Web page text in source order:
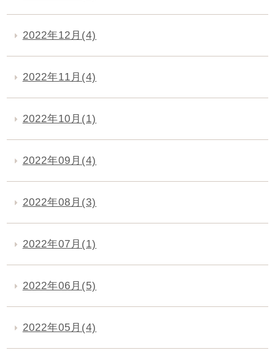
2022年12月(4)
2022年11月(4)
2022年10月(1)
2022年09月(4)
2022年08月(3)
2022年07月(1)
2022年06月(5)
2022年05月(4)